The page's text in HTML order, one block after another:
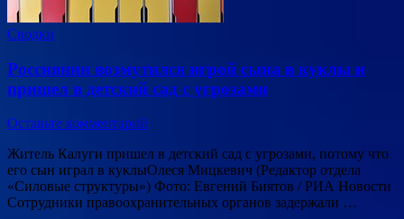
Сводки
Россиянин возмутился игрой сына в куклы и
пришел в детский сад с угрозами
Оставьте комментарий
Житель Калуги пришел в детский сад с угрозами, потому что
его сын играл в куклыОлеся Мицкевич (Редактор отдела
«Силовые структуры») Фото: Евгений Биятов / РИА Новости
Сотрудники правоохранительных органов задержали …